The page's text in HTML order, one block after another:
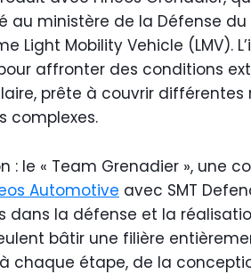
au ministère de la Défense du
Light Mobility Vehicle (LMV).
affronter des conditions
prête à couvrir différentes
complexes.
: le « Team Grenadier », une
Automotive avec SMT
dans la défense et la
bâtir une filière
chaque étape, de la